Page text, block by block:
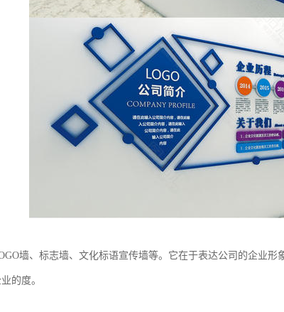
墙、标志墙、文化标语宣传墙等。它在于表达公司的企业
的度。